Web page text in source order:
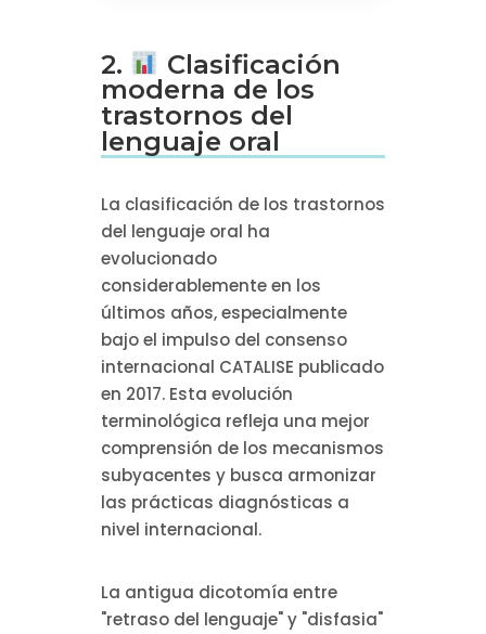
2.
Clasificación
moderna de los
trastornos del
lenguaje oral
La clasificación de los trastornos
del lenguaje oral ha
evolucionado
considerablemente en los
últimos años, especialmente
bajo el impulso del consenso
internacional CATALISE publicado
en 2017. Esta evolución
terminológica refleja una mejor
comprensión de los mecanismos
subyacentes y busca armonizar
las prácticas diagnósticas a
nivel internacional.
La antigua dicotomía entre
"retraso del lenguaje" y "disfasia"